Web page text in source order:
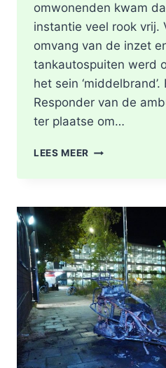
omwonenden kwam
instantie veel rook vrij.
omvang van de inzet
tankautospuiten werd
het sein ‘middelbrand’.
Responder van de
ter plaatse om…
LEES MEER BRAND
WONING
TIJDENS
AAN
LIEVEN
DE
KEYSTRAAT
IN
ROTTERDAM